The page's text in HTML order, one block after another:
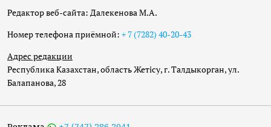
Редактор веб-сайта: Далекенова М.А.
Номер телефона приёмной: + 7 (7282) 40-20-43
Адрес редакции
Республика Казахстан, область Жетісу, г. Талдыкорган, ул.
Балапанова, 28